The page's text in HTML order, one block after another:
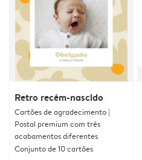
Retro recém-nascido
Cartões de agradecimento |
Postal premium com três
acabamentos diferentes
Conjunto de 10 cartões